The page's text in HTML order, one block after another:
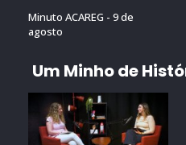
Minuto ACAREG - 9 de
agosto
Um Minho de